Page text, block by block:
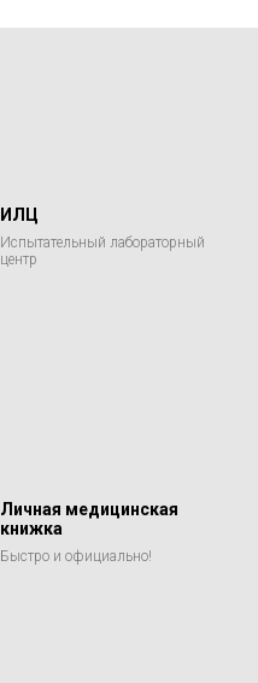
ИЛЦ
Испытательный лабораторный
центр
Личная медицинская
книжка
Быстро и официально!